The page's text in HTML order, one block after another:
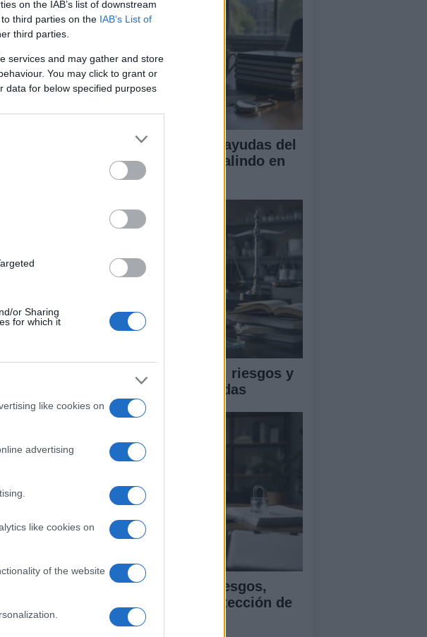
on the IAB’s list of downstream
third parties on the IAB’s List of
third parties.
services and may gather and store
You may click to grant or
data for below specified purposes
or Sharing
for which it
like cookies on
advertising
like cookies on
of the website
Si al
a la
trasladarte
Haz
Si te
que
UJA obtiene cuatro ayudas del
programa Beatriz Galindo en
2026
Ética en IA: marcos, riesgos y
mitigaciones aplicadas
Guía para evaluar sesgos,
transparencia y protección de
datos en IA